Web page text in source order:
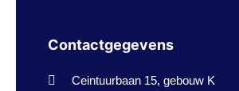
Contactgegevens
Ceintuurbaan 15, gebouw K